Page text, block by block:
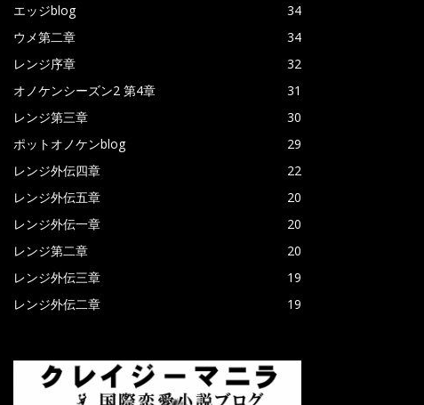
エッジblog
34
ウメ第二章
34
レンジ序章
32
オノケンシーズン2 第4章
31
レンジ第三章
30
ポットオノケンblog
29
レンジ外伝四章
22
レンジ外伝五章
20
レンジ外伝一章
20
レンジ第二章
20
レンジ外伝三章
19
レンジ外伝二章
19